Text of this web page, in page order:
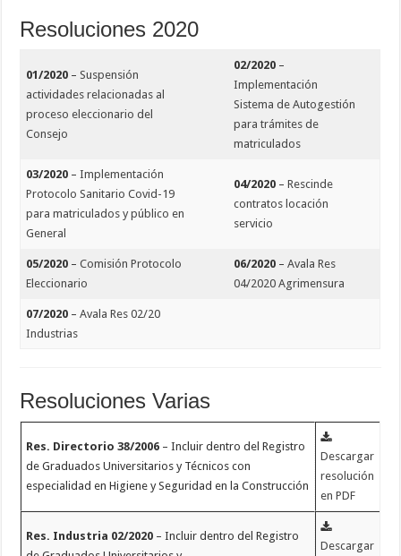
Resoluciones 2020
01/2020 –Suspensión
actividades relacionadas al
proceso eleccionario del
Consejo
02/2020 –
Implementación
Sistema de Autogestión
para trámites de
matriculados
03/2020 –Implementación
Protocolo Sanitario Covid-19
para matriculados y público en
General
04/2020 –Rescinde
contratos locación
servicio
05/2020 –Comisión Protocolo
Eleccionario
06/2020 –Avala Res
04/2020 Agrimensura
07/2020 –Avala Res 02/20
Industrias
Resoluciones Varias
Res. Directorio 38/2006 – Incluir dentro del Registro
de Graduados Universitarios y Técnicos con
especialidad en Higiene y Seguridad en la Construcción
Descargar
resolución
en PDF
Res. Industria 02/2020 – Incluir dentro del Registro
Descargar